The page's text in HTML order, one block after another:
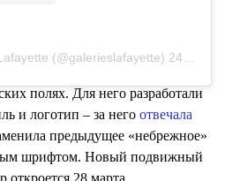
(@galerieslafayette) 24 Мар 2019 в 7:11 PDT
полях. Для него разработали
и логотип – за него отвечала
предыдущее «небрежное»
шрифтом. Новый подвижный
откроется 28 марта.